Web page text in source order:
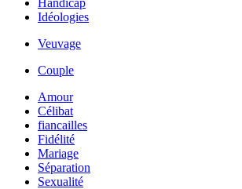
Handicap
Idéologies
Veuvage
Couple
Amour
Célibat
fiancailles
Fidélité
Mariage
Séparation
Sexualité